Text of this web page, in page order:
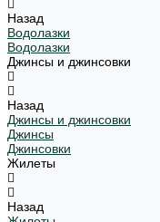
Назад
Водолазки
Водолазки
Джинсы и джинсовки
Назад
Джинсы и джинсовки
Джинсы
Джинсовки
Жилеты
Назад